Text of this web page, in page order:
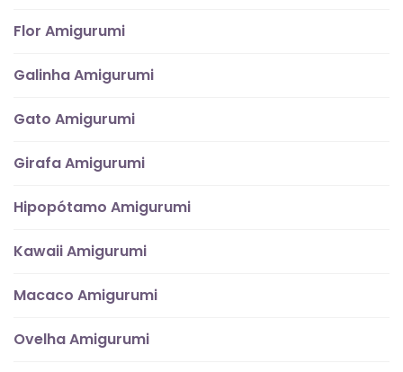
Flor Amigurumi
Galinha Amigurumi
Gato Amigurumi
Girafa Amigurumi
Hipopótamo Amigurumi
Kawaii Amigurumi
Macaco Amigurumi
Ovelha Amigurumi